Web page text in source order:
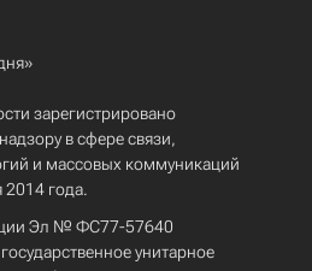
зарегистрировано
в сфере связи,
и массовых коммуникаций
года.
Эл № ФС77-57640
унитарное